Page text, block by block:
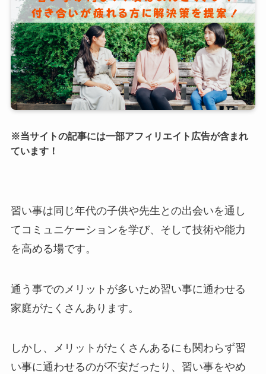
※当サイトの記事には一部アフィリエイト広告が含まれ
ています！
習い事は同じ年代の子供や先生との出会いを通し
てコミュニケーションを学び、そして技術や能力
を高める場です。
通う事でのメリットが多いため習い事に通わせる
家庭がたくさんあります。
しかし、メリットがたくさんあるにも関わらず習
い事に通わせるのが不安だったり、習い事をやめ